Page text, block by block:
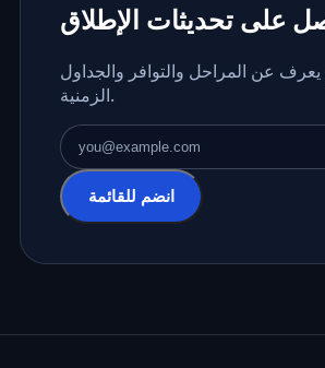
على تحديثات الإطلاق
عن المراحل والتوافر والجداول
الزمنية.
عنوان البريد الإلكتروني
انضم للقائمة